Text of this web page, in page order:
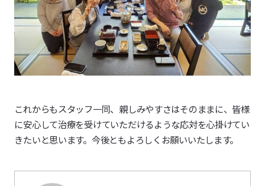
これからもスタッフ一同、親しみやすさはそのままに、皆様
に安心して治療を受けていただけるような応対を心掛けてい
きたいと思います。今後ともよろしくお願いいたします。